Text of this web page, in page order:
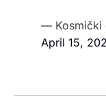
— Kosmički
April 15,